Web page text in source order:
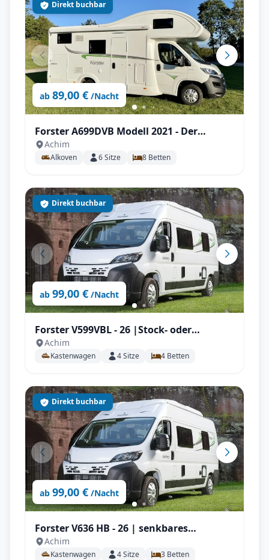
ab 89,00 € /Nacht
Direkt buchbar
Forster A699DVB Modell 2021 - Der
Familienversteher
Achim
Alkoven 6Sitze 8 Betten
ab 99,00 € /Nacht
Direkt buchbar
Forster V599VBL - 26 |Stock- oder
Heckbett, Automatik, AHK, Solar uvm.
Achim
Kastenwagen 4Sitze 4 Betten
ab 99,00 € /Nacht
Direkt buchbar
Forster V636 HB - 26 | senkbares
Achim
Kastenwagen 4Sitze 3 Betten